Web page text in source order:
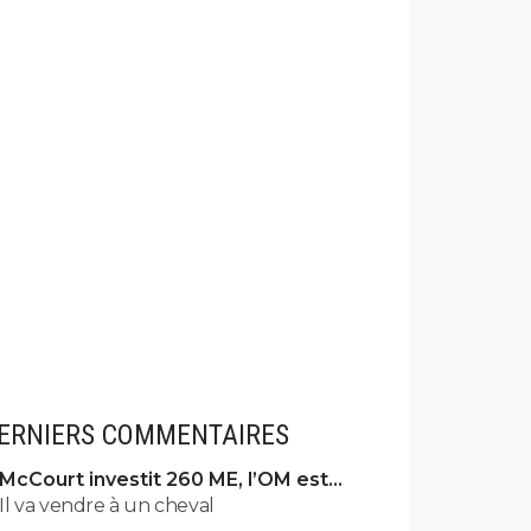
COMMENTAIRES
McCourt investit 260 ME, l’OM est
rétrogradé
Il va vendre à un cheval